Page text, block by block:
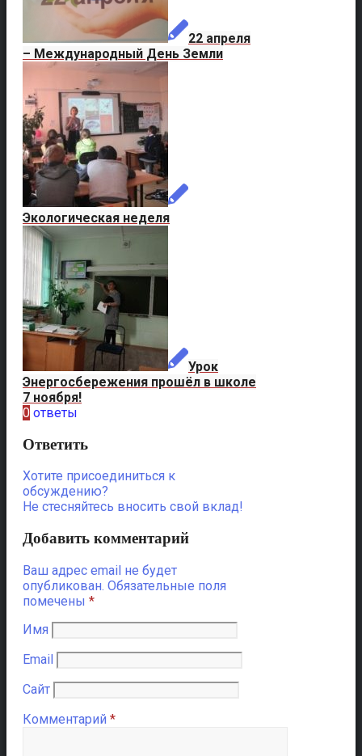
22 апреля
– Международный День Земли
Экологическая неделя
Урок
Энергосбережения прошёл в школе
7 ноября!
0 ответы
Ответить
Хотите присоединиться к
обсуждению?
Не стесняйтесь вносить свой вклад!
Добавить комментарий
Ваш адрес email не будет
опубликован. Обязательные поля
помечены *
Имя
Email
Сайт
Комментарий *